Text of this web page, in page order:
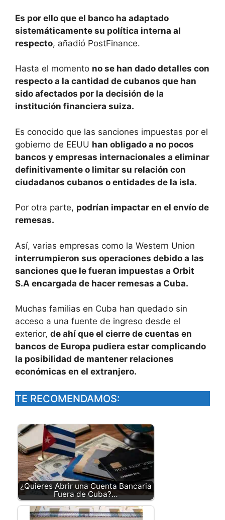
Es por ello que el banco ha adaptado
sistemáticamente su política interna al
respecto, añadió PostFinance.
Hasta el momento no se han dado detalles con
respecto a la cantidad de cubanos que han
sido afectados por la decisión de la
institución financiera suiza.
Es conocido que las sanciones impuestas por el
gobierno de EEUU han obligado a no pocos
bancos y empresas internacionales a eliminar
definitivamente o limitar su relación con
ciudadanos cubanos o entidades de la isla.
Por otra parte, podrían impactar en el envío de
remesas.
Así, varias empresas como la Western Union
interrumpieron sus operaciones debido a las
sanciones que le fueran impuestas a Orbit
S.A encargada de hacer remesas a Cuba.
Muchas familias en Cuba han quedado sin
acceso a una fuente de ingreso desde el
exterior, de ahí que el cierre de cuentas en
bancos de Europa pudiera estar complicando
la posibilidad de mantener relaciones
económicas en el extranjero.
TE RECOMENDAMOS:
¿Quieres Abrir una Cuenta Bancaria
Fuera de Cuba?…